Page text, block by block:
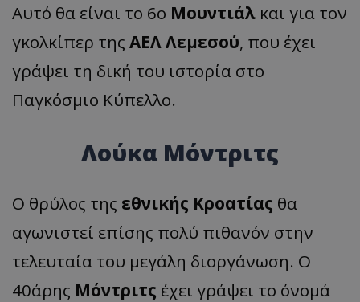
Αυτό θα είναι το 6ο Μουντιάλ και για τον
γκολκίπερ της ΑΕΛ Λεμεσού, που έχει
γράψει τη δική του ιστορία στο
Παγκόσμιο Κύπελλο.
Λούκα Μόντριτς
Ο θρύλος της εθνικής Κροατίας θα
αγωνιστεί επίσης πολύ πιθανόν στην
τελευταία του μεγάλη διοργάνωση. Ο
40άρης Μόντριτς έχει γράψει το όνομά